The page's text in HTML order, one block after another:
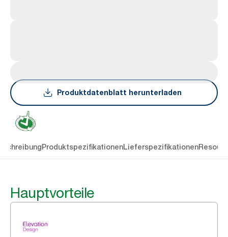
Produktdatenblatt herunterladen
ProduktspezifikationenLieferspezifikationen
Hauptvorteile